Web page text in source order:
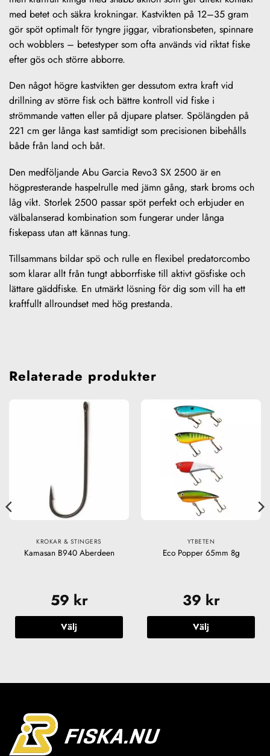
med betet och säkra krokningar. Kastvikten på 12–35 gram
gör spöt optimalt för tyngre jiggar, vibrationsbeten, spinnare
och wobblers – betestyper som ofta används vid riktat fiske
efter gös och större abborre.
Den något högre kastvikten ger dessutom extra kraft vid
drillning av större fisk och bättre kontroll vid fiske i
strömmande vatten eller på djupare platser. Spölängden på
221 cm ger långa kast samtidigt som precisionen bibehålls
både från land och båt.
Den medföljande Abu Garcia Revo3 SX 2500 är en
högpresterande haspelrulle med jämn gång, stark broms och
låg vikt. Storlek 2500 passar spöt perfekt och erbjuder en
välbalanserad kombination som fungerar under långa
fiskepass utan att kännas tung.
Tillsammans bildar spö och rulle en flexibel predatorcombo
som klarar allt från tungt abborrfiske till aktivt gösfiske och
lättare gäddfiske. En utmärkt lösning för dig som vill ha ett
kraftfullt allroundset med hög prestanda.
Relaterade produkter
KROKAR & STINGERS
Kamasan B940 Aberdeen
59 kr
Välj
har
olika
alternativen
YTBETEN
Eco Popper 65mm 8g
39 kr
Välj
har